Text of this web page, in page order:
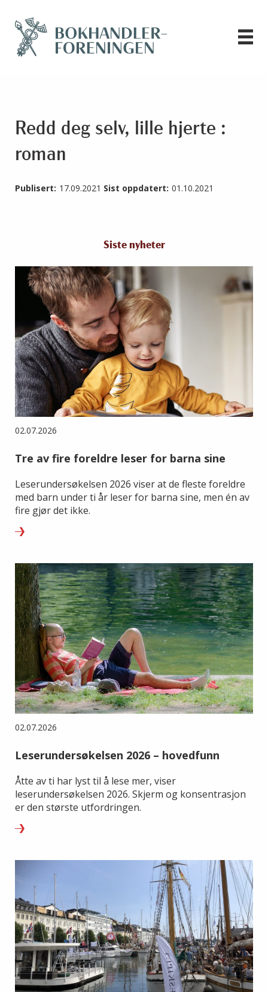
Redd deg selv, lille hjerte :
roman
Publisert: 17.09.2021 Sist oppdatert: 01.10.2021
Siste nyheter
02.07.2026
Tre av fire foreldre leser for barna sine
Leserundersøkelsen 2026 viser at de fleste foreldre
med barn under ti år leser for barna sine, men én av
fire gjør det ikke.
02.07.2026
Leserundersøkelsen 2026 – hovedfunn
Åtte av ti har lyst til å lese mer, viser
leserundersøkelsen 2026. Skjerm og konsentrasjon
er den største utfordringen.